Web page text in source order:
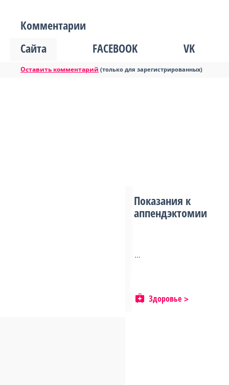
Комментарии
Сайта
FACEBOOK VK
Оставить комментарий (только для зарегистрированных)
Показания к
аппендэктомии
...
Здоровье